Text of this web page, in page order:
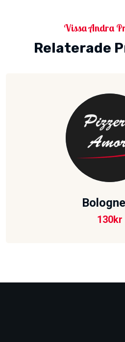
Vissa Andra
Relaterade
130kr